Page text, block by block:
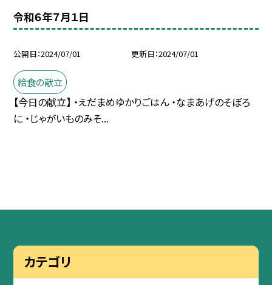
令和６年７月１日
公開日 2024/07/01 更新日 2024/07/01
給食の献立
【今日の献立】 ・えだまめゆかりごはん ・なまあげのそぼろ
に ・じゃがいものみそ...
カテゴリ